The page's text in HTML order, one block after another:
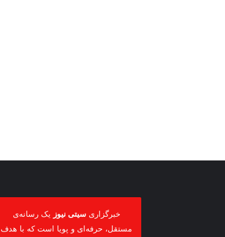
خبرگزاریسیتی نیوز یک رسانه‌ی
مستقل، حرفه‌ای و پویا است که با هدف